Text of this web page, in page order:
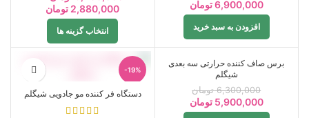
6,900,000تومان
افزودن به سبد خرید
2,880,000 تومان
انتخاب گزینه ها
-6%
برس صاف کننده حرارتی سه بعدی
شیگلم
6,300,000 تومان
5,900,000 تومان
-19%
دستگاه فر کننده مو جادویی شیگلم